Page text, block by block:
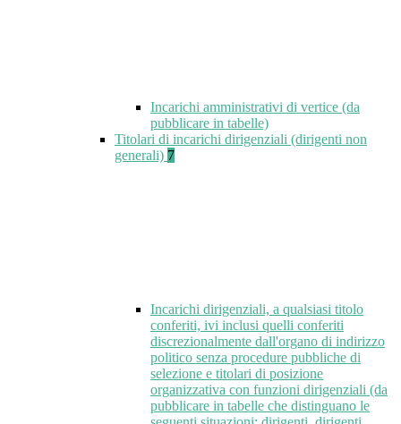
Incarichi amministrativi di vertice (da
pubblicare in tabelle)
Titolari di incarichi dirigenziali (dirigenti non
generali) 7
Incarichi dirigenziali, a qualsiasi titolo
conferiti, ivi inclusi quelli conferiti
discrezionalmente dall'organo di indirizzo
politico senza procedure pubbliche di
selezione e titolari di posizione
organizzativa con funzioni dirigenziali (da
pubblicare in tabelle che distinguano le